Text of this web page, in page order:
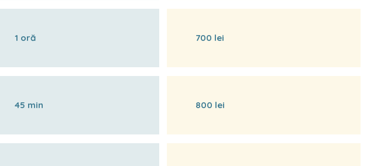
1 oră
45 min
700 lei
800 lei